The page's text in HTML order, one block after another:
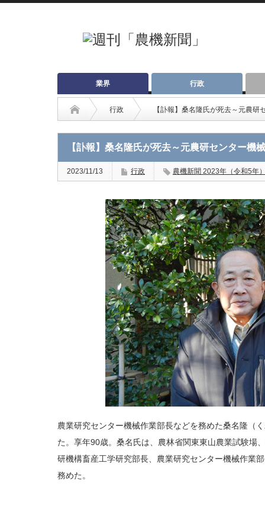
業界 行政
行政 【訃報】桑名隆氏が死去～元農研
【訃報】桑名隆氏が死去～元農研センター機
2023/11/13 行政 農機新聞 2023年（令和5年
農業研究センター機械作業部長などを務めた桑名隆（
た。享年90歳。桑名氏は、農林省関東東山農業試験場
研機構畜産工学研究部長、農業研究センター機械作業
務めた。